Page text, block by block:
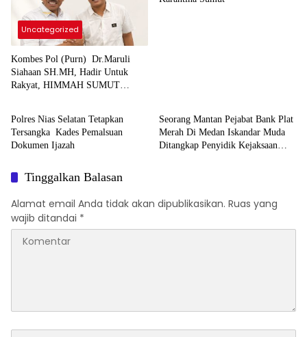
Uncategorized
Kombes Pol (Purn) Dr.Maruli
Siahaan SH.MH, Hadir Untuk
Rakyat, HIMMAH SUMUT
Tanah Padang Halaban Labuhan
Batu
Berita
Polres Nias Selatan Tetapkan
Tersangka Kades Pemalsuan
Dokumen Ijazah
Seorang Mantan Pejabat Bank Plat
Merah Di Medan Iskandar Muda
Ditangkap Penyidik Kejaksaan
Tinggalkan Balasan
Alamat email Anda tidak akan dipublikasikan. Ruas yang
wajib ditandai *